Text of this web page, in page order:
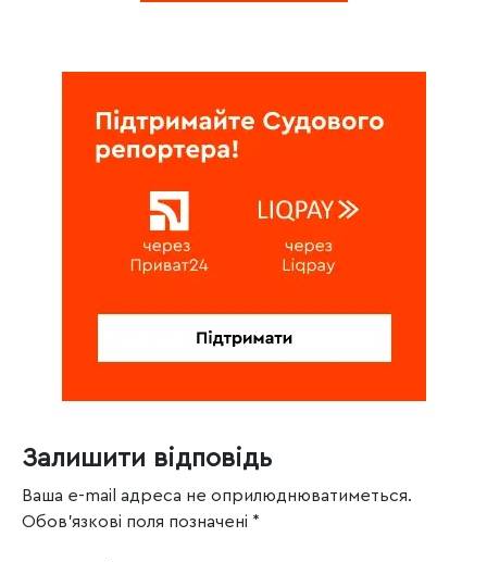
Залишити відповідь
Ваша e-mail адреса не оприлюднюватиметься.
Обов’язкові поля позначені *